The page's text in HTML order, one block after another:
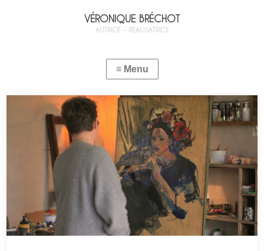
VÉRONIQUE BRÉCHOT
AUTRICE – RÉALISATRICE